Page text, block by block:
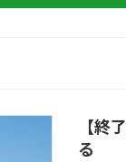
【終
る